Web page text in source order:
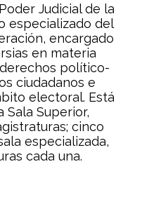
Judicial de la
especializado del
encargado
en materia
político-
ciudadanos e
electoral. Está
Superior,
cinco
especializada,
cada una.